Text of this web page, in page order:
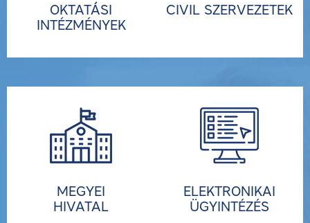
OKTATÁSI
INTÉZMÉNYEK
CIVIL SZERVEZETEK
MEGYEI
HIVATAL
ELEKTRONIKAI
ÜGYINTÉZÉS